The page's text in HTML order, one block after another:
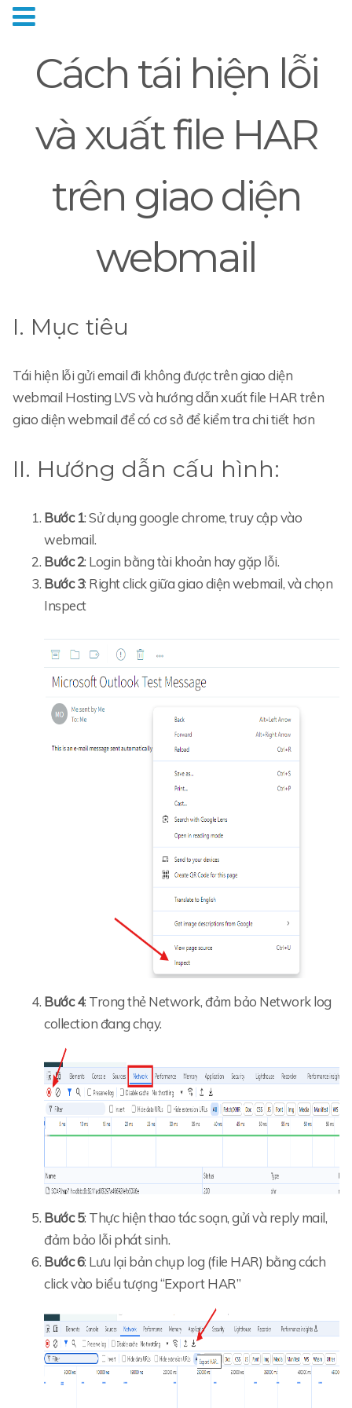
Cách tái hiện lỗi
và xuất file HAR
trên giao diện
webmail
I. Mục tiêu
Tái hiện lỗi gửi email đi không được trên giao diện
webmail Hosting LVS và hướng dẫn xuất file HAR trên
giao diện webmail để có cơ sở để kiểm tra chi tiết hơn
II. Hướng dẫn cấu hình:
Bước 1: Sử dụng google chrome, truy cập vào
webmail.
Bước 2: Login bằng tài khoản hay gặp lỗi.
Bước 3: Right click giữa giao diện webmail, và chọn
Inspect
Bước 4: Trong thẻ Network, đảm bảo Network log
collection đang chạy.
Bước 5: Thực hiện thao tác soạn, gửi và reply mail,
đảm bảo lỗi phát sinh.
Bước 6: Lưu lại bản chụp log (file HAR) bằng cách
click vào biểu tượng “Export HAR”